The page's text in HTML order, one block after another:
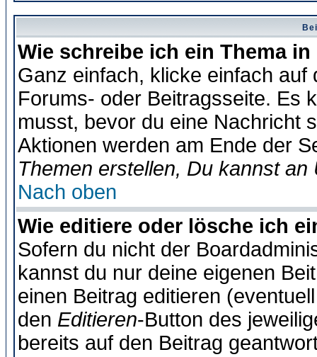
Wie schreibe ich ein Thema
Ganz einfach, klicke einfach
Forums- oder Beitragsseite. Es
musst, bevor du eine Nachricht
Aktionen werden am Ende der
Themen erstellen, Du kannst
Nach oben
Wie editiere oder lösche ich
Sofern du nicht der
kannst du nur deine eigenen
einen Beitrag editieren
den Editieren-Button des
bereits auf den Beitrag